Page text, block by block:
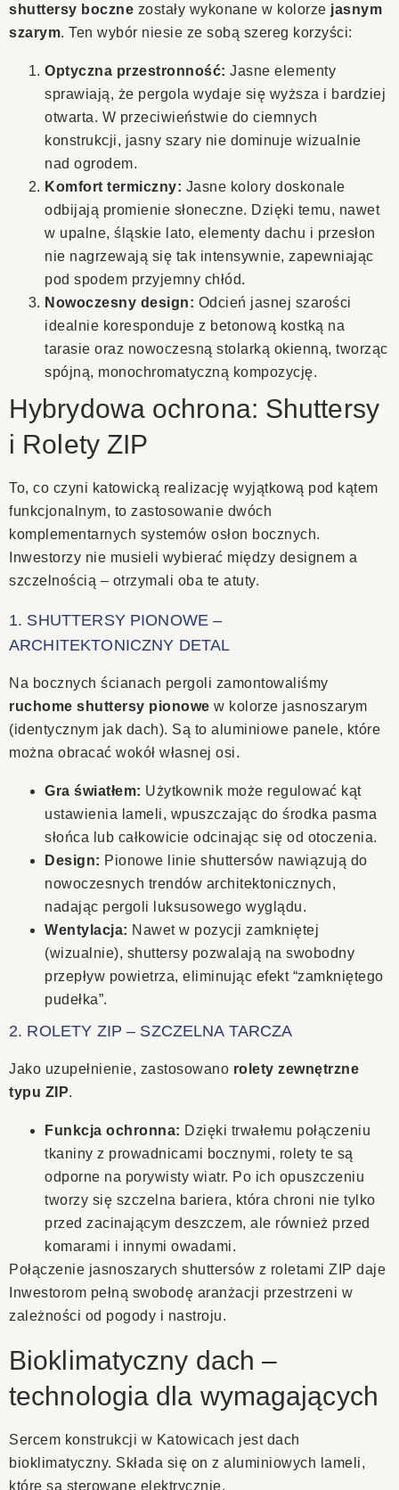
shuttersy boczne zostały wykonane w kolorze jasnym
szarym. Ten wybór niesie ze sobą szereg korzyści:
Optyczna przestronność: Jasne elementy
sprawiają, że pergola wydaje się wyższa i bardziej
otwarta. W przeciwieństwie do ciemnych
konstrukcji, jasny szary nie dominuje wizualnie
nad ogrodem.
Komfort termiczny: Jasne kolory doskonale
odbijają promienie słoneczne. Dzięki temu, nawet
w upalne, śląskie lato, elementy dachu i przesłon
nie nagrzewają się tak intensywnie, zapewniając
pod spodem przyjemny chłód.
Nowoczesny design: Odcień jasnej szarości
idealnie koresponduje z betonową kostką na
tarasie oraz nowoczesną stolarką okienną, tworząc
spójną, monochromatyczną kompozycję.
Hybrydowa ochrona: Shuttersy
i Rolety ZIP
To, co czyni katowicką realizację wyjątkową pod kątem
funkcjonalnym, to zastosowanie dwóch
komplementarnych systemów osłon bocznych.
Inwestorzy nie musieli wybierać między designem a
szczelnością – otrzymali oba te atuty.
1. SHUTTERSY PIONOWE –
ARCHITEKTONICZNY DETAL
Na bocznych ścianach pergoli zamontowaliśmy
ruchome shuttersy pionowe w kolorze jasnoszarym
(identycznym jak dach). Są to aluminiowe panele, które
można obracać wokół własnej osi.
Gra światłem: Użytkownik może regulować kąt
ustawienia lameli, wpuszczając do środka pasma
słońca lub całkowicie odcinając się od otoczenia.
Design: Pionowe linie shuttersów nawiązują do
nowoczesnych trendów architektonicznych,
nadając pergoli luksusowego wyglądu.
Wentylacja: Nawet w pozycji zamkniętej
(wizualnie), shuttersy pozwalają na swobodny
przepływ powietrza, eliminując efekt “zamkniętego
pudełka”.
2. ROLETY ZIP – SZCZELNA TARCZA
Jako uzupełnienie, zastosowano rolety zewnętrzne
typu ZIP.
Funkcja ochronna: Dzięki trwałemu połączeniu
tkaniny z prowadnicami bocznymi, rolety te są
odporne na porywisty wiatr. Po ich opuszczeniu
tworzy się szczelna bariera, która chroni nie tylko
przed zacinającym deszczem, ale również przed
komarami i innymi owadami.
Połączenie jasnoszarych shuttersów z roletami ZIP daje
Inwestorom pełną swobodę aranżacji przestrzeni w
zależności od pogody i nastroju.
Bioklimatyczny dach –
technologia dla wymagających
Sercem konstrukcji w Katowicach jest dach
bioklimatyczny. Składa się on z aluminiowych lameli,
które są sterowane elektrycznie.